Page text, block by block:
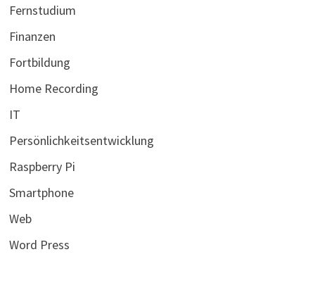
Fernstudium
Finanzen
Fortbildung
Home Recording
IT
Persönlichkeitsentwicklung
Raspberry Pi
Smartphone
Web
Word Press